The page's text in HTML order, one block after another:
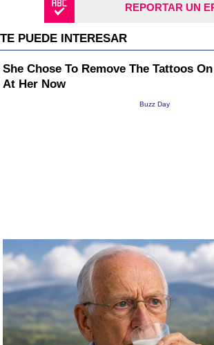
REPORTAR UN